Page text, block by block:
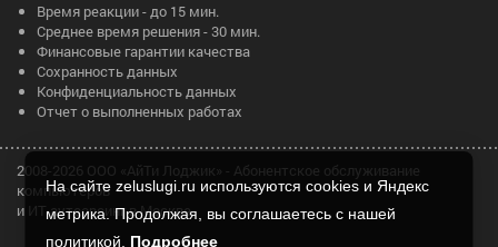
Время реакции - до 15 мин.
Среднее время решения - 30 мин.
Финансовые гарантии качества
Сохранность данных
Конфиденциальность данных
Отчет о выполненных работах
2008-2026 ООО «АйТи Лоджик» - Абонентское обслуживание
компьютеров
и ИТ аутсорсинг в Москве
На сайте zeluslugi.ru используются cookies и Яндекс
метрика. Продолжая, вы соглашаетесь с нашей
политикой. Подробнее